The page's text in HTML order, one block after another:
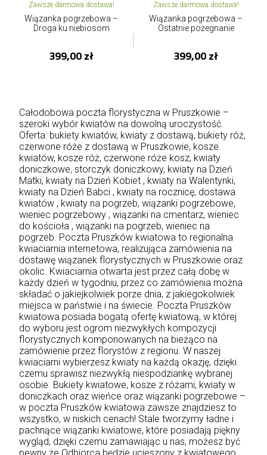
Zawsze darmowa dostawa!
Wiązanka pogrzebowa –
Droga ku niebiosom
399,00 zł
Zawsze darmowa dostawa!
Wiązanka pogrzebowa –
Ostatnie pożegnanie
399,00 zł
Całodobowa poczta florystyczna w Pruszkowie –
szeroki wybór kwiatów na dowolną uroczystość.
Oferta: bukiety kwiatów, kwiaty z dostawą, bukiety róż,
czerwone róże z dostawą w Pruszkowie, kosze
kwiatów, kosze róż, czerwone róże kosz, kwiaty
doniczkowe, storczyk doniczkowy, kwiaty na Dzień
Matki, kwiaty na Dzień Kobiet , kwiaty na Walentynki,
kwiaty na Dzień Babci , kwiaty na rocznicę, dostawa
kwiatów , kwiaty na pogrzeb, wiązanki pogrzebowe,
wieniec pogrzebowy , wiązanki na cmentarz, wieniec
do kościoła , wiązanki na pogrzeb, wieniec na
pogrzeb. Poczta Pruszków kwiatowa to regionalna
kwiaciarnia internetowa, realizująca zamówienia na
dostawę wiązanek florystycznych w Pruszkowie oraz
okolic. Kwiaciarnia otwarta jest przez całą dobę w
każdy dzień w tygodniu, przez co zamówienia można
składać o jakiejkolwiek porze dnia, z jakiegokolwiek
miejsca w państwie i na świecie. Poczta Pruszków
kwiatowa posiada bogatą ofertę kwiatową, w której
do wyboru jest ogrom niezwykłych kompozycji
florystycznych komponowanych na bieżąco na
zamówienie przez florystów z regionu. W naszej
kwiaciarni wybierzesz kwiaty na każdą okazję, dzięki
czemu sprawisz niezwykłą niespodziankę wybranej
osobie. Bukiety kwiatowe, kosze z różami, kwiaty w
doniczkach oraz wieńce oraz wiązanki pogrzebowe –
w poczta Pruszków kwiatowa zawsze znajdziesz to
wszystko, w niskich cenach! Stale tworzymy ładne i
pachnące wiązanki kwiatowe, które posiadają piękny
wygląd, dzięki czemu zamawiając u nas, możesz być